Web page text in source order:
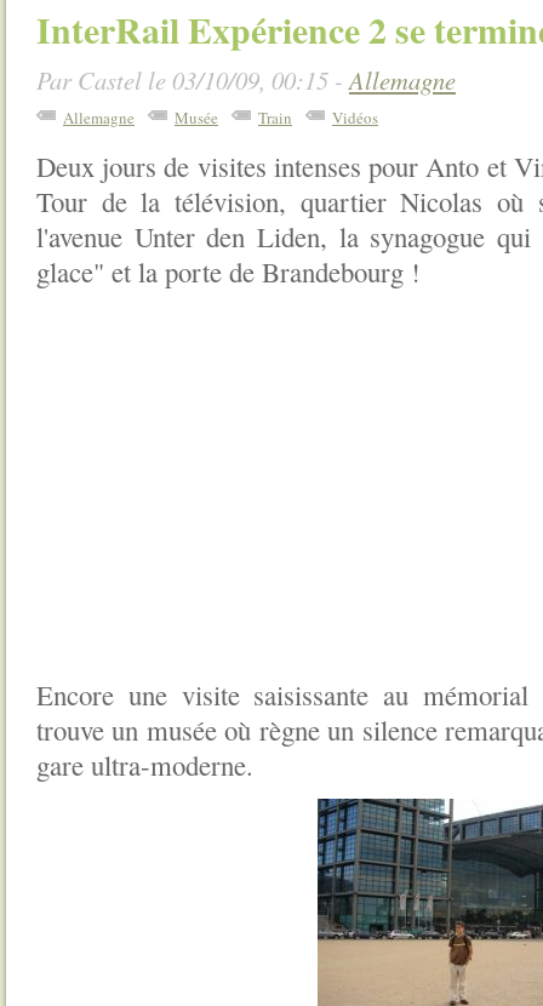
InterRail Expérience 2 se
Par Castel le 03/10/09, 00:15 -Allemagne
Allemagne Musée Train Vidéos
Deux jours de visites intenses pour Anto et
Tour de la télévision, quartier Nicolas
l'avenue Unter den Liden, la synagogue
glace" et la porte de Brandebourg !
Encore une visite saisissante au
trouve un musée où règne un silence
gare ultra-moderne.